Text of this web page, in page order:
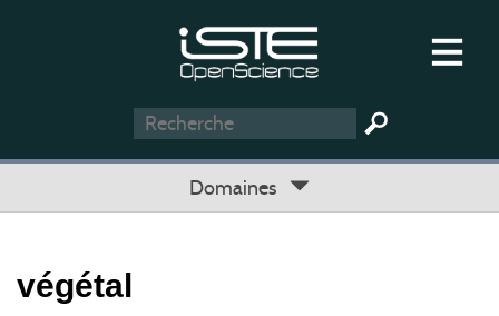
Domaines
végétal